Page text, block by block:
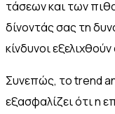
τάσεων και των
δίνοντάς σας τη
κίνδυνοι
Συνεπώς, το trend
εξασφαλίζει ότι η